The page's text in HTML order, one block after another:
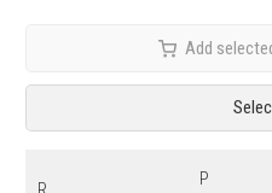
Add
P